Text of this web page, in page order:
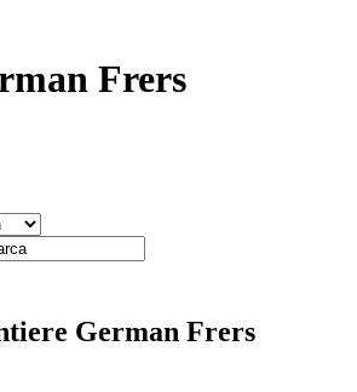
Frers
German Frers